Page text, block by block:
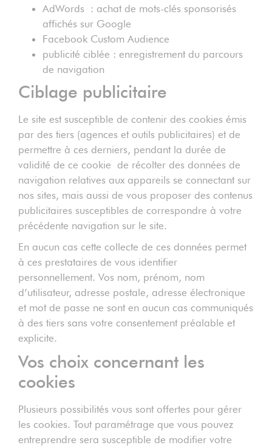
AdWords : achat de mots-clés sponsorisés
affichés sur Google
Facebook Custom Audience
publicité ciblée : enregistrement du parcours
de navigation
Ciblage publicitaire
Le site est susceptible de contenir des cookies émis
par des tiers (agences et outils publicitaires) et de
permettre à ces derniers, pendant la durée de
validité de ce cookie de récolter des données de
navigation relatives aux appareils se connectant sur
nos sites, mais aussi de vous proposer des contenus
publicitaires susceptibles de correspondre à votre
précédente navigation sur le site.
En aucun cas cette collecte de ces données permet
à ces prestataires de vous identifier
personnellement. Vos nom, prénom, nom
d’utilisateur, adresse postale, adresse électronique
et mot de passe ne sont en aucun cas communiqués
à des tiers sans votre consentement préalable et
explicite.
Vos choix concernant les
cookies
Plusieurs possibilités vous sont offertes pour gérer
les cookies. Tout paramétrage que vous pouvez
entreprendre sera susceptible de modifier votre